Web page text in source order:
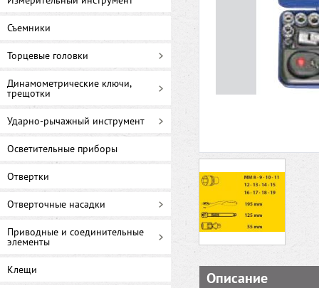
Съемники
Торцевые головки
Динамометрические ключи,
трещотки
Ударно-рычажный инструмент
Осветительные приборы
Отвертки
Отверточные насадки
Приводные и соединительные
элементы
Клещи Описание